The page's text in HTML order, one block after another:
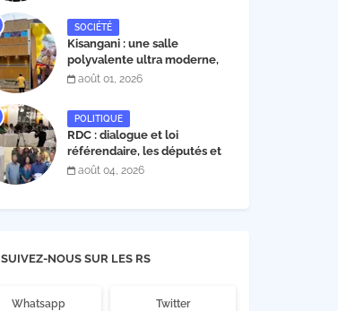
structurants proposés
SOCIÉTÉ
Kisangani : une salle
polyvalente ultra moderne,
construite par l'entrepreneur
dans la commune de Kabondo
août 01, 2026
POLITIQUE
RDC : dialogue et loi
référendaire, les députés et
sénateurs de l’UDPS et sa
août 04, 2026
SUIVEZ-NOUS SUR LES RS
Whatsapp Twitter